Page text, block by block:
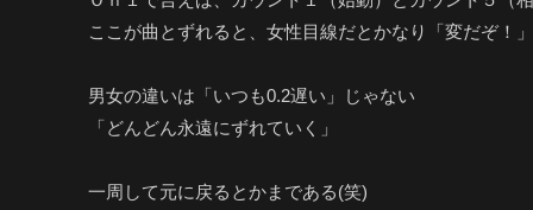
ここが曲とずれると、女性目線だとかなり「変だぞ！
男女の違いは「いつも0.2遅い」じゃない
「どんどん永遠にずれていく」
一周して元に戻るとかまである(笑)